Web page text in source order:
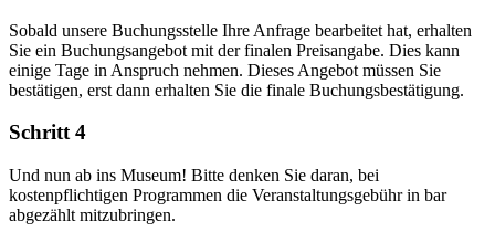
Sobald unsere Buchungsstelle Ihre Anfrage bearbeitet hat, erhalten
Sie ein Buchungsangebot mit der finalen Preisangabe. Dies kann
einige Tage in Anspruch nehmen. Dieses Angebot müssen Sie
bestätigen, erst dann erhalten Sie die finale Buchungsbestätigung.
Schritt 4
Und nun ab ins Museum! Bitte denken Sie daran, bei
kostenpflichtigen Programmen die Veranstaltungsgebühr in bar
abgezählt mitzubringen.